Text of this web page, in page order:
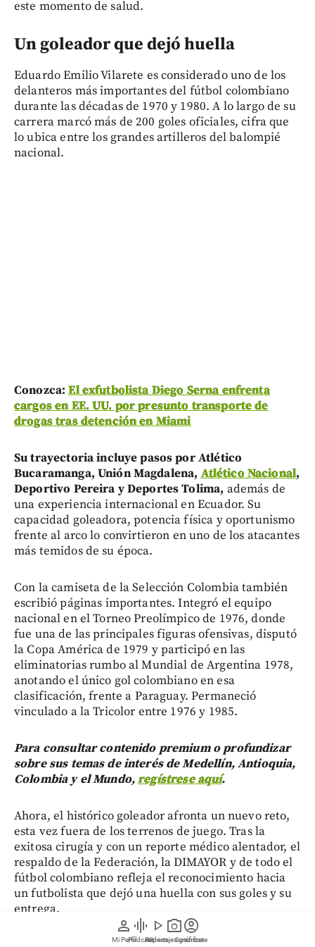
person
Mi Perfil
graphic_eq
Pódcast
play_arrow
Videos
photo_camera
Reportajes gráficos
account_circle
Suscríbete
este momento de salud.
Un goleador que dejó huella
Eduardo Emilio Vilarete es considerado uno de los
delanteros más importantes del fútbol colombiano
durante las décadas de 1970 y 1980. A lo largo de su
carrera marcó más de 200 goles oficiales, cifra que
lo ubica entre los grandes artilleros del balompié
nacional.
Conozca:El exfutbolista Diego Serna enfrenta
cargos en EE. UU. por presunto transporte de
drogas tras detención en Miami
Su trayectoria incluye pasos por Atlético
Bucaramanga, Unión Magdalena, Atlético Nacional,
Deportivo Pereira y Deportes Tolima, además de
una experiencia internacional en Ecuador. Su
capacidad goleadora, potencia física y oportunismo
frente al arco lo convirtieron en uno de los atacantes
más temidos de su época.
Con la camiseta de la Selección Colombia también
escribió páginas importantes. Integró el equipo
nacional en el Torneo Preolímpico de 1976, donde
fue una de las principales figuras ofensivas, disputó
la Copa América de 1979 y participó en las
eliminatorias rumbo al Mundial de Argentina 1978,
anotando el único gol colombiano en esa
clasificación, frente a Paraguay. Permaneció
vinculado a la Tricolor entre 1976 y 1985.
Para consultar contenido premium o profundizar
sobre sus temas de interés de Medellín, Antioquia,
Colombia y el Mundo,regístrese aquí.
Ahora, el histórico goleador afronta un nuevo reto,
esta vez fuera de los terrenos de juego. Tras la
exitosa cirugía y con un reporte médico alentador, el
respaldo de la Federación, la DIMAYOR y de todo el
fútbol colombiano refleja el reconocimiento hacia
un futbolista que dejó una huella con sus goles y su
entrega.